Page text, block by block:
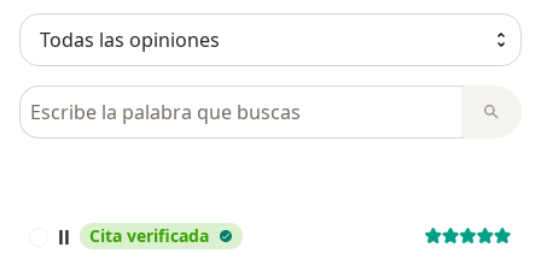
Busca en opiniones
ll Cita verificada